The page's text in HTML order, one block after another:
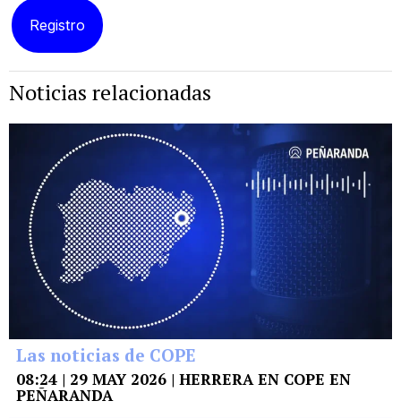
Noticias relacionadas
Las noticias de COPE
08:24 | 29 MAY 2026 | HERRERA EN COPE EN
PEÑARANDA